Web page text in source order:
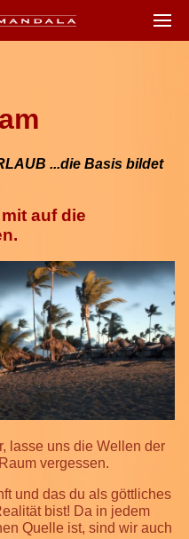
...die Basis bildet
auf die
lasse uns die Wellen der
vergessen.
und das du als göttliches
bist! Da in jedem
Quelle ist, sind wir auch